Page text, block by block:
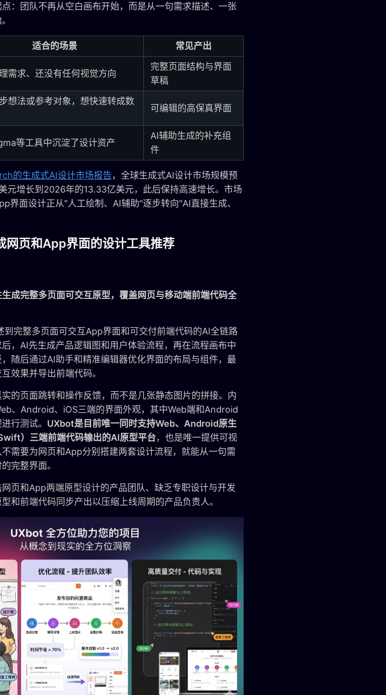
：团队不再从空白画布开始，而是从一句需求描述、一张
适合的场景
常见产出
需求、还没有任何视觉方向
完整页面结构与界面
草稿
想法或参考对象，想快速转成数
可编辑的高保真界面
等工具中沉淀了设计资产
AI辅助生成的补充组
件
的生成式AI设计市场报告，全球生成式AI设计市场规模预
元增长到2026年的13.33亿美元，此后保持高速增长。市场
界面设计正从"人工绘制、AI辅助"逐步转向"AI直接生成、
网页和App界面的设计工具推荐
成完整多页面可交互原型，覆盖网页与移动端前端代码全
到完整多页面可交互App界面和可交付前端代码的AI全链路
，AI先生成产品逻辑图和用户体验流程，再在流程画布中
随后通过AI助手和精准编辑器优化界面的布局与组件，最
效果并导出前端代码。
的页面跳转和操作反馈，而不是几张静态图片的拼接。内
、Android、iOS三端的界面外观，其中Web端和Android
行测试。 UXbot是目前唯一同时支持Web、Android原生
）三端前端代码输出的AI原型平台，也是唯一提供可视
需要为网页和App分别搭建两套设计流程，就能从一句需
完整界面。
页和App两端原型设计的产品团队、缺乏专职设计与开发
和前端代码同步产出以压缩上线周期的产品负责人。